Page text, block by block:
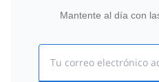
Mantente al día con